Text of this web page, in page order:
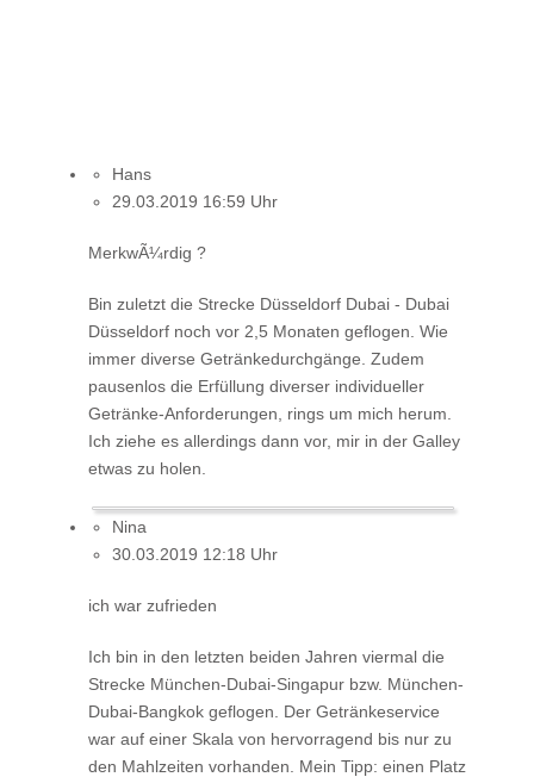
Hans
29.03.2019 16:59 Uhr
MerkwÃ¼rdig ?
Bin zuletzt die Strecke Düsseldorf Dubai - Dubai
Düsseldorf noch vor 2,5 Monaten geflogen. Wie
immer diverse Getränkedurchgänge. Zudem
pausenlos die Erfüllung diverser individueller
Getränke-Anforderungen, rings um mich herum.
Ich ziehe es allerdings dann vor, mir in der Galley
etwas zu holen.
Nina
30.03.2019 12:18 Uhr
ich war zufrieden
Ich bin in den letzten beiden Jahren viermal die
Strecke München-Dubai-Singapur bzw. München-
Dubai-Bangkok geflogen. Der Getränkeservice
war auf einer Skala von hervorragend bis nur zu
den Mahlzeiten vorhanden. Mein Tipp: einen Platz